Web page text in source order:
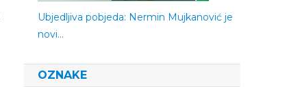
Ubjedljiva pobjeda: Nermin Mujkanović je
novi…
OZNAKE